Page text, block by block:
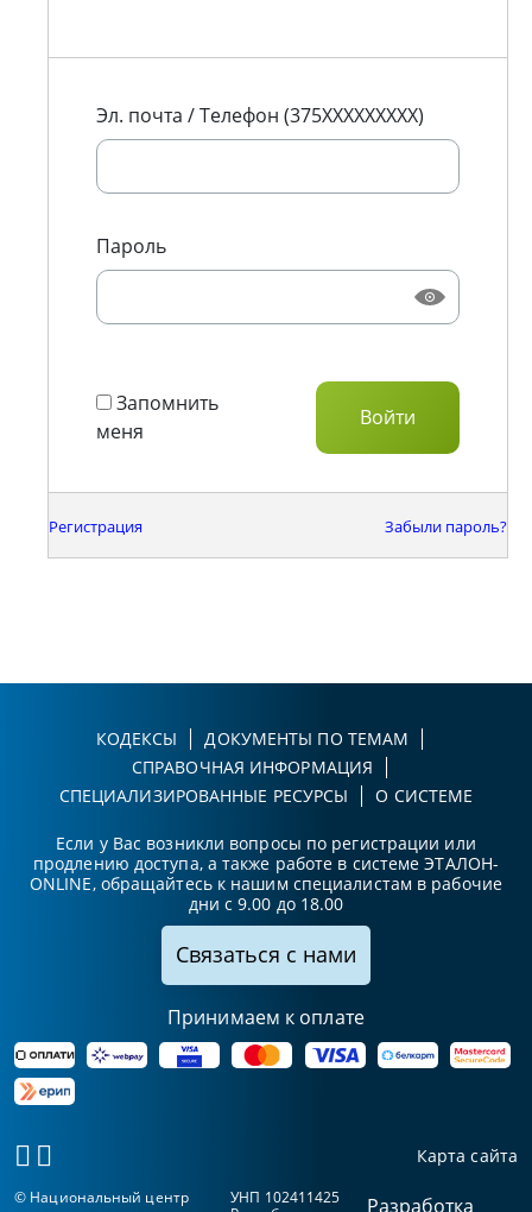
Эл. почта / Телефон (375XXXXXXXXX)
Пароль
Запомнить
меня
Регистрация Забыли пароль?
КОДЕКСЫ
ДОКУМЕНТЫ ПО ТЕМАМ
СПРАВОЧНАЯ ИНФОРМАЦИЯ
СПЕЦИАЛИЗИРОВАННЫЕ РЕСУРСЫ
О СИСТЕМЕ
Если у Вас возникли вопросы по регистрации или
продлению доступа, а также работе в системе ЭТАЛОН-
ONLINE, обращайтесь к нашим специалистам в рабочие
дни с 9.00 до 18.00
Связаться с нами
Принимаем к оплате
Карта сайта
© Национальный центр
УНП 102411425
Разработка